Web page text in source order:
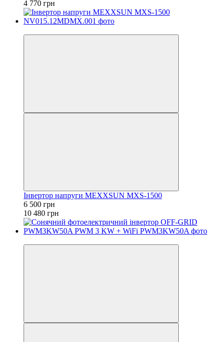
4 770 грн
Інвертор напруги MEXXSUN MXS-1500
6 500 грн
10 480 грн